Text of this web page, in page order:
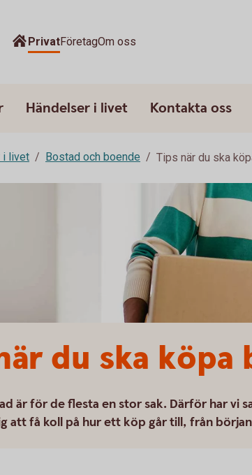
PrivatFöretagOm oss
Händelser i livet Kontakta oss
i livet Bostad och boende Tips när du ska
du ska köpa
är för de flesta en stor sak. Därför har vi
att få koll på hur ett köp går till, från